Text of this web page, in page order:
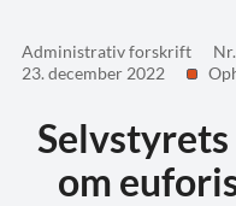
Administrativ forskrift
23. december 2022
om